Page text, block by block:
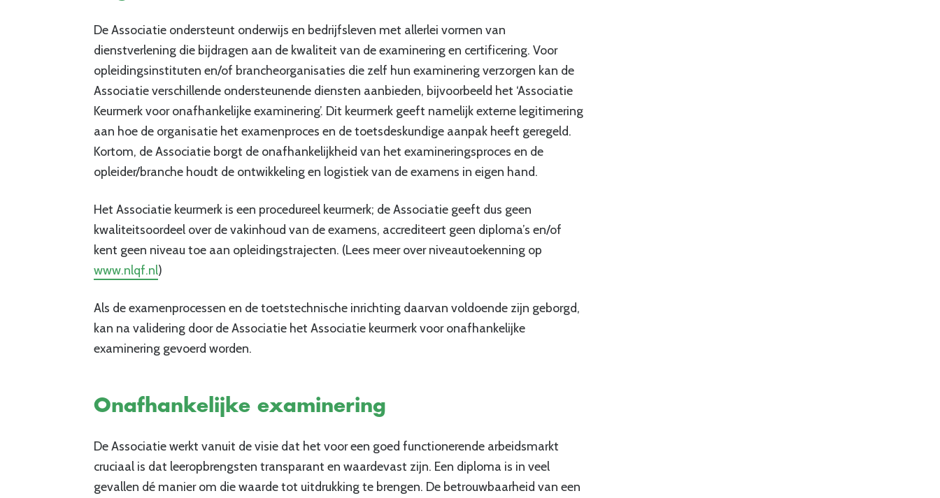
De Associatie ondersteunt onderwijs en bedrijfsleven met allerlei vormen van
dienstverlening die bijdragen aan de kwaliteit van de examinering en certificering. Voor
opleidingsinstituten en/of brancheorganisaties die zelf hun examinering verzorgen kan de
Associatie verschillende ondersteunende diensten aanbieden, bijvoorbeeld het ‘Associatie
Keurmerk voor onafhankelijke examinering’. Dit keurmerk geeft namelijk externe legitimering
aan hoe de organisatie het examenproces en de toetsdeskundige aanpak heeft geregeld.
Kortom, de Associatie borgt de onafhankelijkheid van het examineringsproces en de
opleider/branche houdt de ontwikkeling en logistiek van de examens in eigen hand.
Het Associatie keurmerk is een procedureel keurmerk; de Associatie geeft dus geen
kwaliteitsoordeel over de vakinhoud van de examens, accrediteert geen diploma’s en/of
kent geen niveau toe aan opleidingstrajecten. (Lees meer over niveautoekenning op
www.nlqf.nl)
Als de examenprocessen en de toetstechnische inrichting daarvan voldoende zijn geborgd,
kan na validering door de Associatie het Associatie keurmerk voor onafhankelijke
examinering gevoerd worden.
Onafhankelijke examinering
De Associatie werkt vanuit de visie dat het voor een goed functionerende arbeidsmarkt
cruciaal is dat leeropbrengsten transparant en waardevast zijn. Een diploma is in veel
gevallen dé manier om die waarde tot uitdrukking te brengen. De betrouwbaarheid van een